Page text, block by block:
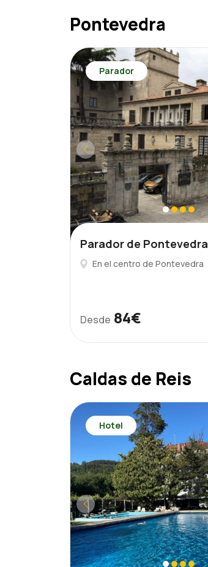
Pontevedra
Parador
Parador de Pontevedra
En el centro de Pontevedra
Desde 84€
Caldas de Reis
Hotel